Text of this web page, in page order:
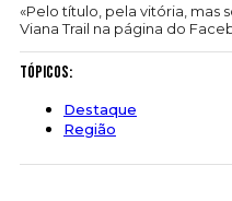
«Pelo título, pela vitória, mas
Viana Trail na página do
Tópicos:
Destaque
Região